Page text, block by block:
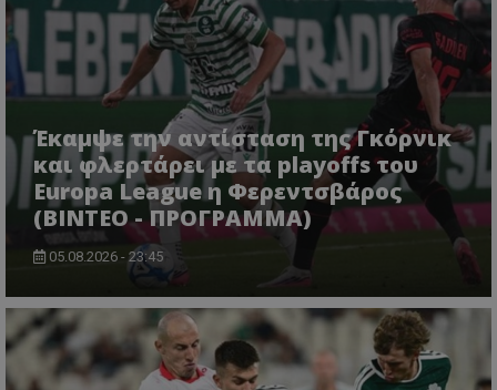
Έκαμψε την αντίσταση της Γκόρνικ
και φλερτάρει με τα playoffs του
Europa League η Φερεντσβάρος
(ΒΙΝΤΕΟ - ΠΡΟΓΡΑΜΜΑ)
05.08.2026 - 23:45